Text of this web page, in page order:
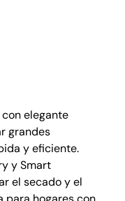
elegante
grandes
y eficiente.
y Smart
el secado y el